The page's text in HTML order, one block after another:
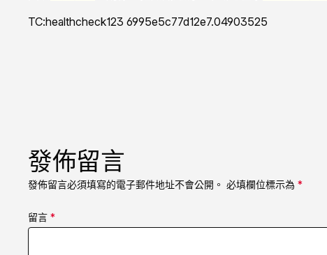
TC:healthcheck123 6995e5c77d12e7.04903525
發佈留言
發佈留言必須填寫的電子郵件地址不會公開。 必填欄位標示為 *
留言 *